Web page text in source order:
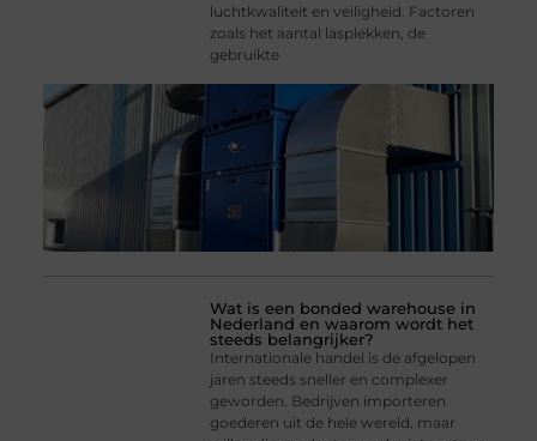
luchtkwaliteit en veiligheid. Factoren
zoals het aantal lasplekken, de
gebruikte
Wat is een bonded warehouse in
Nederland en waarom wordt het
steeds belangrijker?
Internationale handel is de afgelopen
jaren steeds sneller en complexer
geworden. Bedrijven importeren
goederen uit de hele wereld, maar